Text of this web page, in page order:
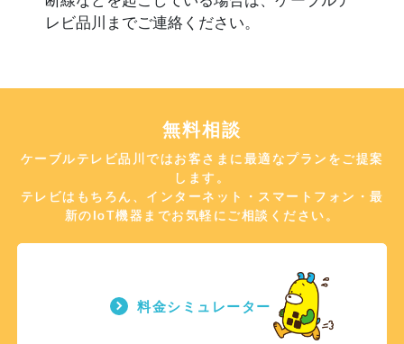
レビ品川までご連絡ください。
無料相談
ケーブルテレビ品川ではお客さまに最適なプランをご提案
します。
テレビはもちろん、インターネット・スマートフォン・最
新のIoT機器までお気軽にご相談ください。
料金シミュレーター